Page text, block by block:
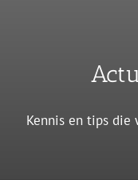
Kennis en tips die